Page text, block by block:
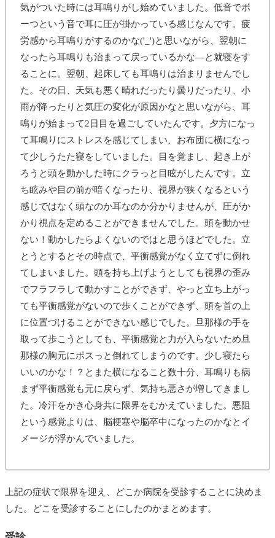
耳鼻咽頭科を受診
最後に（まとめ）
気がついた時には耳鳴りがし始めていました。低音でボ
ーつという音で耳に圧が掛かっている感じなんです。疲
労感から耳鳴りがするのかな('_')と思いながら、翌朝に
なったら耳鳴りも治まって戻っているかな―と就寝をす
ることに。翌朝、起床しても耳鳴りは治まりませんでし
た。その日、天気も悪く晴れだったり曇りだったり、小
雨が降ったりと気圧の変化が原因かなと思いながら、耳
鳴りが始まって2日目を過ごしていたんです。夕方になっ
て耳鳴りにストレスを感じてしまい、お布団に横になっ
て少しうたた寝をしていました。目を覚まし、起き上が
ろうと頭を動かした時にクラっと目眩がしたんです。立
ち眩みや目の前が暗くなったり、視界が狭くなるという
感じではなく頭なのか耳なのか分かりませんが、圧がか
かり視点を定めることができませんでした。頭を動かせ
ない！動かしたらよくないのではと思うほどでした。立
とうとするとその時点で、平衡感覚がなく立てずに倒れ
てしまいました。頭を持ち上げようとしても視界の歪み
でフラフラして動かすことができず、やっと立ち上がっ
ても平衡感覚がないので歩くことができず、頭を首の上
に位置づけることができない感じでした。旦那様の手を
取って歩こうとしても、平衡感覚と力が入らないため旦
那様の胸元にポスっと倒れてしまうのです。少し寝たら
いいのかな！？とまた横になること数十分、耳鳴りも病
まず平衡感覚も元に戻らず、気持ち悪さが増してきまし
た。冷汗をかき心身共に限界をむかえていました。悪阻
という感覚よりは、脳梗塞や脳卒中になったのかなとイ
メージが浮かんでいました。
上記の症状で限界を迎え、どこか病院を受診することに決めま
した。どこを受診することにしたのかまとめます。